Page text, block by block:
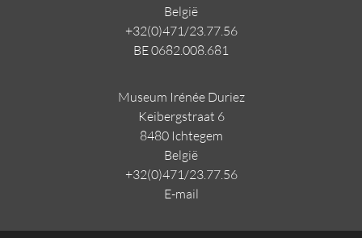
België
+32(0)471/23.77.56
BE 0682.008.681
Museum Irénée Duriez
Keibergstraat 6
8480 Ichtegem
België
+32(0)471/23.77.56
E-mail